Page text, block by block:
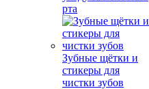
рта
Зубные щётки и
стикеры для
чистки зубов